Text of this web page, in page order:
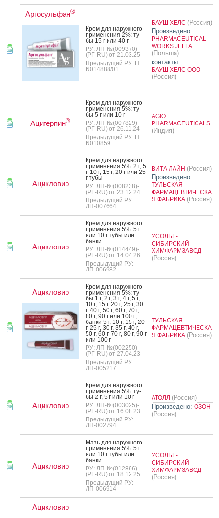
Аргосульфан®
Крем для на­руж­но­го
при­мене­ния 2%: ту­
бы 15 г или 40 г
РУ: ЛП-№(009370)-
(РГ-RU) от 21.03.25
Предыдущий РУ: П
N014888/01
БАУШ ХЕЛС (Россия)
Произведено:
PHARMACEUTICAL
WORKS JELFA
(Польша)
контакты:
БАУШ ХЕЛС ООО
(Россия)
Ацигерпин®
Крем для на­руж­но­го
при­мене­ния 5%: ту­
бы 5 г или 10 г
РУ: ЛП-№(007829)-
(РГ-RU) от 26.11.24
Предыдущий РУ: П
N010859
AGIO
PHARMACEUTICALS
(Индия)
Ацикловир
Крем для на­руж­но­го
при­мене­ния 5%: 2 г, 5
г, 10 г, 15 г, 20 г или 25
г ту­бы
РУ: ЛП-№(008238)-
(РГ-RU) от 23.12.24
Предыдущий РУ:
ЛП-007664
ВИТА ЛАЙН (Россия)
Произведено:
ТУЛЬСКАЯ
ФАРМАЦЕВТИЧЕСКА
Я ФАБРИКА (Россия)
Ацикловир
Крем для на­руж­но­го
при­мене­ния 5%: 5 г
или 10 г ту­бы или
бан­ки
РУ: ЛП-№(014449)-
(РГ-RU) от 14.04.26
Предыдущий РУ:
ЛП-006982
УСОЛЬЕ-
СИБИРСКИЙ
ХИМФАРМЗАВОД
(Россия)
Ацикловир
Крем для на­руж­но­го
при­мене­ния 5%: ту­
бы 1 г, 2 г, 3 г, 4 г, 5 г,
10 г, 15 г, 20 г, 25 г, 30
г, 40 г, 50 г, 60 г, 70 г,
80 г, 90 г или 100 г;
бан­ки 5 г, 10 г, 15 г, 20
г, 25 г, 30 г, 35 г, 40 г,
50 г, 60 г, 70 г, 80 г, 90 г
или 100 г
РУ: ЛП-№(002250)-
(РГ-RU) от 27.04.23
Предыдущий РУ:
ЛП-005217
ТУЛЬСКАЯ
ФАРМАЦЕВТИЧЕСКА
Я ФАБРИКА (Россия)
Ацикловир
Крем для на­руж­но­го
при­мене­ния 5%: ту­
бы 2 г, 5 г или 10 г
РУ: ЛП-№(003025)-
(РГ-RU) от 16.08.23
Предыдущий РУ:
ЛП-002794
АТОЛЛ (Россия)
Произведено: ОЗОН
(Россия)
Ацикловир
Мазь для на­руж­но­го
при­мене­ния 5%: 5 г
или 10 г ту­бы или
бан­ки
РУ: ЛП-№(012896)-
(РГ-RU) от 18.12.25
Предыдущий РУ:
ЛП-006914
УСОЛЬЕ-
СИБИРСКИЙ
ХИМФАРМЗАВОД
(Россия)
Ацикловир